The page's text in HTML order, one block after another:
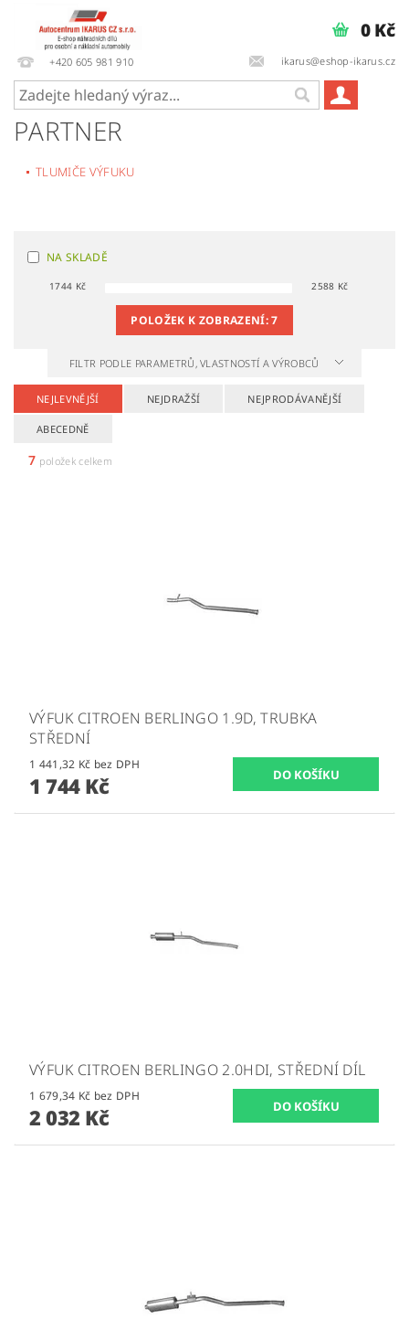
+420 605 981 910 ikarus@eshop-ikarus.cz
0 Kč
PARTNER
TLUMIČE VÝFUKU
NA SKLADĚ
1744 Kč 2588 Kč
POLOŽEK K ZOBRAZENÍ:7
FILTR PODLE PARAMETRŮ, VLASTNOSTÍ A VÝROBCŮ
NEJLEVNĚJŠÍ NEJDRAŽŠÍ NEJPRODÁVANĚJŠÍ
ABECEDNĚ
7 položek celkem
VÝFUK CITROEN BERLINGO 1.9D, TRUBKA
STŘEDNÍ
1 441,32 Kč bez DPH
1 744 Kč
VÝFUK CITROEN BERLINGO 2.0HDI, STŘEDNÍ DÍL
1 679,34 Kč bez DPH
2 032 Kč